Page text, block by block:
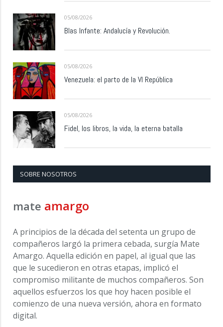
05/08/2026
Blas Infante: Andalucía y Revolución.
05/08/2026
Venezuela: el parto de la VI República
05/08/2026
Fidel, los libros, la vida, la eterna batalla
SOBRE NOSOTROS
mate amargo
A principios de la década del setenta un grupo de
compañeros largó la primera cebada, surgía Mate
Amargo. Aquella edición en papel, al igual que las
que le sucedieron en otras etapas, implicó el
compromiso militante de muchos compañeros. Son
aquellos esfuerzos los que hoy hacen posible el
comienzo de una nueva versión, ahora en formato
digital.